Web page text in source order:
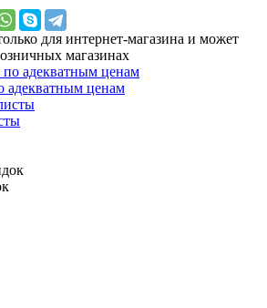
для интернет-магазина и может
магазинах
адекватным ценам